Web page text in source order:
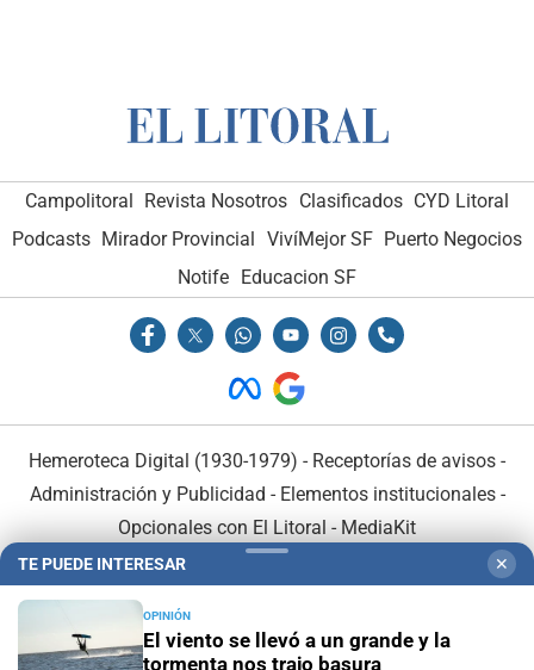
Campolitoral Revista Nosotros Clasificados CYD Litoral
Podcasts Mirador Provincial VivíMejor SF Puerto Negocios
Notife Educacion SF
Hemeroteca Digital (1930-1979) - Receptorías de avisos -
Administración y Publicidad - Elementos institucionales-
Opcionales con El Litoral - MediaKit
TE PUEDE INTERESAR ✕
OPINIÓN
El viento se llevó a un grande y la
tormenta nos trajo basura